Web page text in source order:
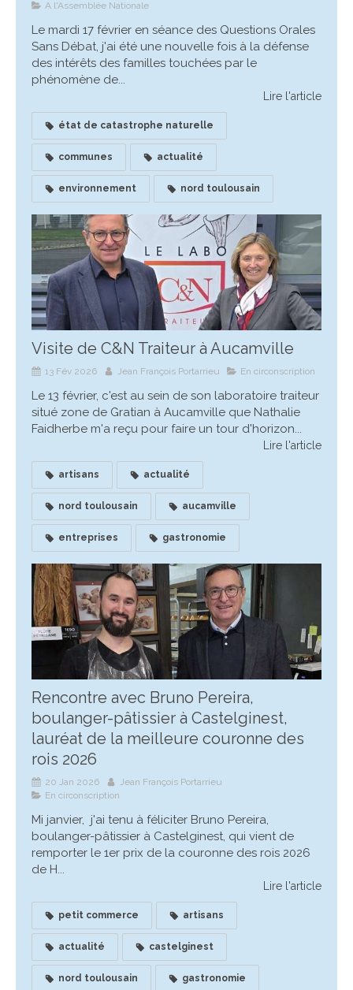
A l'Assemblée Nationale
Le mardi 17 février en séance des Questions Orales
Sans Débat, j'ai été une nouvelle fois à la défense
des intérêts des familles touchées par le
phénomène de...
Lire l'article
état de catastrophe naturelle
communes actualité
environnement nord toulousain
Visite de C&N Traiteur à Aucamville
13 Fév 2026 Jean François Portarrieu En circonscription
Le 13 février, c'est au sein de son laboratoire traiteur
situé zone de Gratian à Aucamville que Nathalie
Faidherbe m'a reçu pour faire un tour d'horizon...
Lire l'article
artisans actualité
nord toulousain aucamville
entreprises gastronomie
Rencontre avec Bruno Pereira,
boulanger-pâtissier à Castelginest,
lauréat de la meilleure couronne des
rois 2026
20 Jan 2026
Jean François Portarrieu
En circonscription
Mi janvier, j'ai tenu à féliciter Bruno Pereira,
boulanger-pâtissier à Castelginest, qui vient de
remporter le 1er prix de la couronne des rois 2026
de H...
Lire l'article
petit commerce artisans
actualité castelginest
nord toulousain gastronomie